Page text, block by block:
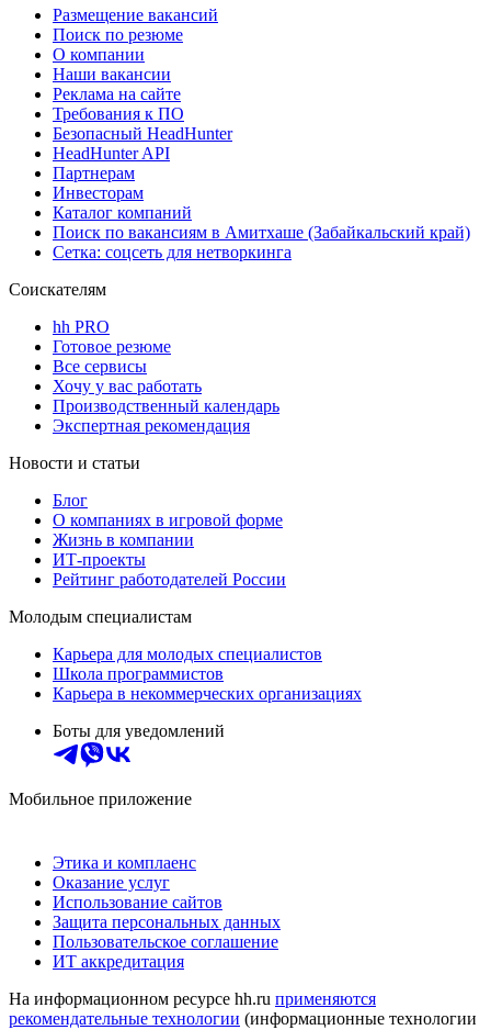
Размещение вакансий
Поиск по резюме
О компании
Наши вакансии
Реклама на сайте
Требования к ПО
Безопасный HeadHunter
HeadHunter API
Партнерам
Инвесторам
Каталог компаний
Поиск по вакансиям в Амитхаше (Забайкальский край)
Сетка: соцсеть для нетворкинга
Соискателям
hh PRO
Готовое резюме
Все сервисы
Хочу у вас работать
Производственный календарь
Экспертная рекомендация
Новости и статьи
Блог
О компаниях в игровой форме
Жизнь в компании
ИТ-проекты
Рейтинг работодателей России
Молодым специалистам
Карьера для молодых специалистов
Школа программистов
Карьера в некоммерческих организациях
Боты для уведомлений
Мобильное приложение
Этика и комплаенс
Оказание услуг
Использование сайтов
Защита персональных данных
Пользовательское соглашение
ИТ аккредитация
На информационном ресурсе hh.ru применяются
рекомендательные технологии (информационные технологии